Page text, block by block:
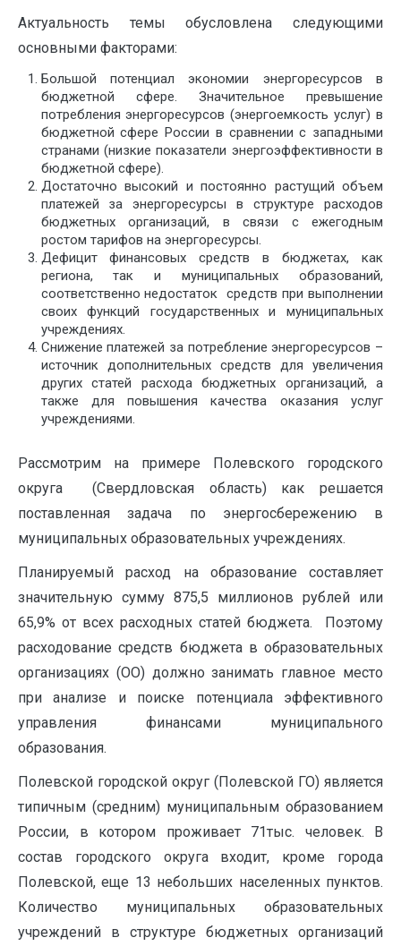
Актуальность темы обусловлена следующими
основными факторами:
Большой потенциал экономии энергоресурсов в
бюджетной сфере. Значительное превышение
потребления энергоресурсов (энергоемкость услуг) в
бюджетной сфере России в сравнении с западными
странами (низкие показатели энергоэффективности в
бюджетной сфере).
Достаточно высокий и постоянно растущий объем
платежей за энергоресурсы в структуре расходов
бюджетных организаций, в связи с ежегодным
ростом тарифов на энергоресурсы.
Дефицит финансовых средств в бюджетах, как
региона, так и муниципальных образований,
соответственно недостаток средств при выполнении
своих функций государственных и муниципальных
учреждениях.
Снижение платежей за потребление энергоресурсов –
источник дополнительных средств для увеличения
других статей расхода бюджетных организаций, а
также для повышения качества оказания услуг
учреждениями.
Рассмотрим на примере Полевского городского
округа (Свердловская область) как решается
поставленная задача по энергосбережению в
муниципальных образовательных учреждениях.
Планируемый расход на образование составляет
значительную сумму 875,5 миллионов рублей или
65,9% от всех расходных статей бюджета. Поэтому
расходование средств бюджета в образовательных
организациях (ОО) должно занимать главное место
при анализе и поиске потенциала эффективного
управления финансами муниципального
образования.
Полевской городской округ (Полевской ГО) является
типичным (средним) муниципальным образованием
России, в котором проживает 71тыс. человек. В
состав городского округа входит, кроме города
Полевской, еще 13 небольших населенных пунктов.
Количество муниципальных образовательных
учреждений в структуре бюджетных организаций